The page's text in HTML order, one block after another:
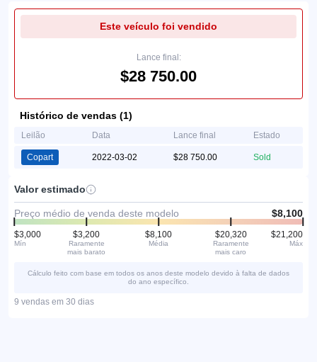
Este veículo foi vendido
Lance final:
$28 750.00
Histórico de vendas (1)
Leilão Data Lance final Estado
Copart 2022-03-02 $28 750.00 Sold
Valor estimado
Preço médio de venda deste modelo $8,100
$3,000
Mín
$3,200
Raramente
mais barato
$8,100
Média
$20,320
Raramente
mais caro
$21,200
Máx
Cálculo feito com base em todos os anos deste modelo devido à falta de dados
do ano específico.
9 vendas em 30 dias